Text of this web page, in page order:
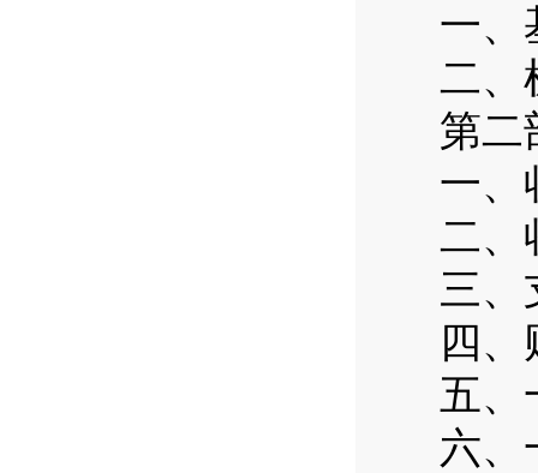
一、
二、
第二
一、
二、
三、
四
五、
六、